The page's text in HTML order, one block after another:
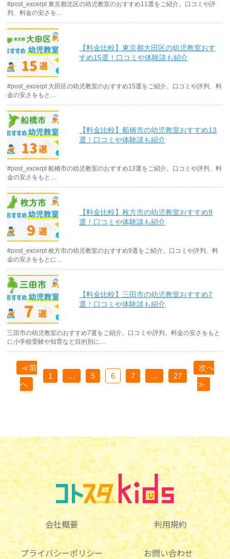
#post_excerpt 東京都北区の幼児教室のおすすめ11選をご紹介。口コミや評
判、料金の安さを…
【料金比較】東京都大田区の幼児教室おす
すめ15選！口コミや体験談も紹介
#post_excerpt 大田区の幼児教室のおすすめ15選をご紹介。口コミや評判、料
金の安さをもと…
【料金比較】船橋市の幼児教室おすすめ13
選！口コミや体験談も紹介
#post_excerpt 船橋市の幼児教室のおすすめ13選をご紹介。口コミや評判、料
金の安さをもと…
【料金比較】枚方市の幼児教室おすすめ9
選！口コミや体験談も紹介
#post_excerpt 枚方市の幼児教室のおすすめ9選をご紹介。口コミや評判、料
金の安さをもとに…
【料金比較】三田市の幼児教室おすすめ7
選！口コミや体験談も紹介
三田市の幼児教室のおすすめ7選をご紹介。口コミや評判、料金の安さをもと
に小学校受験や知育など目的別に…
≪前
へ
1 … 5 6 7 … 27
次へ
≫
会社概要 利用規約
プライバシーポリシー お問い合わせ